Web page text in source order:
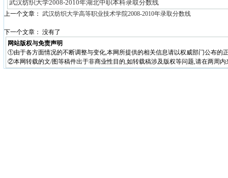
武汉纺织大学2008-2010年湖北中职本科录取分数线
上一个文章： 武汉纺织大学高等职业技术学院2008-2010年录取分数线
下一个文章： 没有了
网站版权与免责声明
①由于各方面情况的不断调整与变化,本网所提供的相关信息请以权威部门公布的
②本网转载的文/图等稿件出于非商业性目的,如转载稿涉及版权等问题,请在两周内